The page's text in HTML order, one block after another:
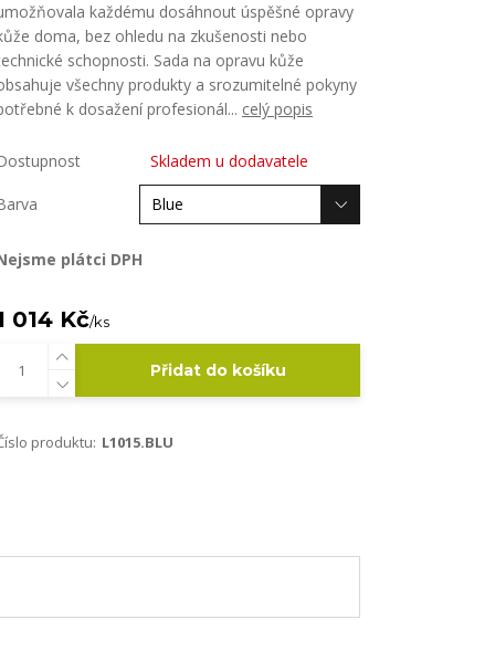
každému dosáhnout úspěšné opravy
doma, bez ohledu na zkušenosti nebo
schopnosti. Sada na opravu kůže
všechny produkty a srozumitelné pokyny
k dosažení profesionál... celý popis
Skladem u dodavatele
plátci DPH
014 Kč/ks
Přidat do košíku
produktu: L1015.BLU